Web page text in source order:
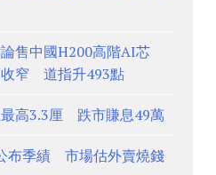
售中國H200高階AI芯
窄 道指升493點
高3.3厘 跌市賺息49萬
布季績 市場估外賣燒錢